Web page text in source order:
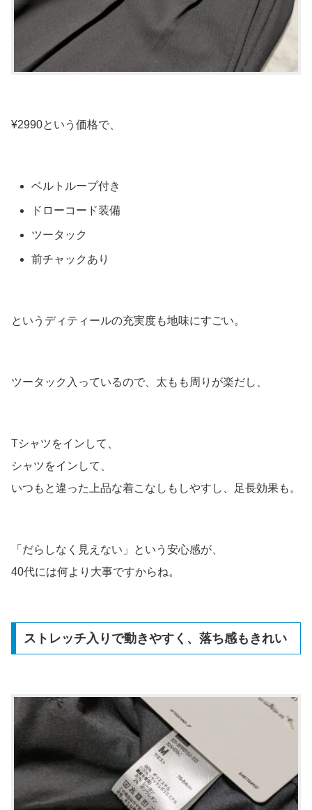
¥2990という価格で、
ベルトループ付き
ドローコード装備
ツータック
前チャックあり
というディティールの充実度も地味にすごい。
ツータック入っているので、太もも周りが楽だし、
Tシャツをインして、
シャツをインして、
いつもと違った上品な着こなしもしやすし、足長効果も。
「だらしなく見えない」という安心感が、
40代には何より大事ですからね。
ストレッチ入りで動きやすく、落ち感もきれい